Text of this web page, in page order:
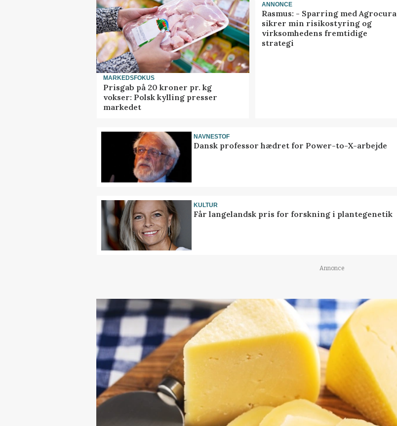
MARKEDSFOKUS
Prisgab på 20 kroner pr. kg
vokser: Polsk kylling presser
markedet
ANNONCE
Rasmus: - Sparring med Agrocura
sikrer min risikostyring og
virksomhedens fremtidige
strategi
NAVNESTOF
Dansk professor hædret for Power-to-X-arbejde
KULTUR
Får langelandsk pris for forskning i plantegenetik
Annonce